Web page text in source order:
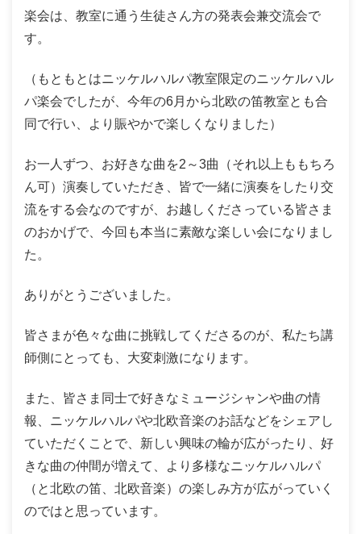
楽会は、教室に通う生徒さん方の発表会兼交流会で
す。
（もともとはニッケルハルパ教室限定のニッケルハル
パ楽会でしたが、今年の6月から北欧の笛教室とも合
同で行い、より賑やかで楽しくなりました）
お一人ずつ、お好きな曲を2～3曲（それ以上ももちろ
ん可）演奏していただき、皆で一緒に演奏をしたり交
流をする会なのですが、お越しくださっている皆さま
のおかげで、今回も本当に素敵な楽しい会になりまし
た。
ありがとうございました。
皆さまが色々な曲に挑戦してくださるのが、私たち講
師側にとっても、大変刺激になります。
また、皆さま同士で好きなミュージシャンや曲の情
報、ニッケルハルパや北欧音楽のお話などをシェアし
ていただくことで、新しい興味の輪が広がったり、好
きな曲の仲間が増えて、より多様なニッケルハルパ
（と北欧の笛、北欧音楽）の楽しみ方が広がっていく
のではと思っています。